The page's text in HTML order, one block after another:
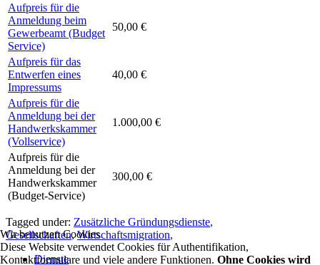
Aufpreis für die
Anmeldung beim
Gewerbeamt (Budget
Service)
50,00 €
Aufpreis für das
Entwerfen eines
Impressums
40,00 €
Aufpreis für die
Anmeldung bei der
Handwerkskammer
(Vollservice)
1.000,00 €
Aufpreis für die
Anmeldung bei der
Handwerkskammer
(Budget-Service)
300,00 €
Tagged under: Zusätzliche Gründungsdienste,
Gesellschaften, Wirtschaftsmigration,
Dienste
Wir benutzen Cookies
Diese Website verwendet Cookies für Authentifikation,
Kontaktformulare und viele andere Funktionen. Ohne Cookies wird